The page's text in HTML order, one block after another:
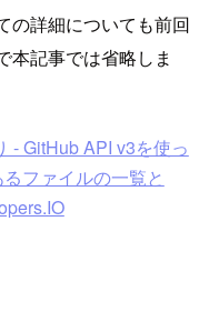
の詳細についても前回
本記事では省略しま
- GitHub API v3を使っ
ファイルの一覧と